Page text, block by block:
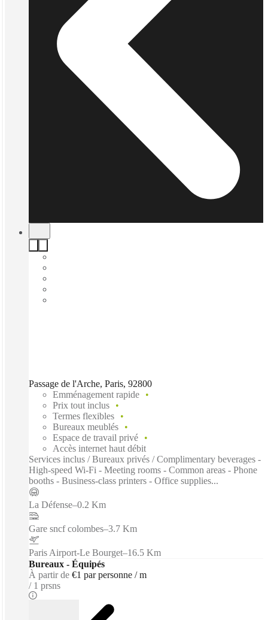
Passage de l'Arche, Paris, 92800
Emménagement rapide
Prix tout inclus
Termes flexibles
Bureaux meublés
Espace de travail privé
Accès internet haut débit
Services inclus / Bureaux privés / Complimentary beverages -
High-speed Wi-Fi - Meeting rooms - Common areas - Phone
booths - Business-class printers - Office supplies...
La Défense–0.2 Km
Gare sncf colombes–3.7 Km
Paris Airport-Le Bourget–16.5 Km
Bureaux - Équipés
À partir de €1 par personne / m
1 prsns